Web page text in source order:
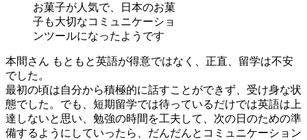
お菓子が人気で、日本のお菓
子も大切なコミュニケーショ
ンツールになったようです
本間さん もともと英語が得意ではなく、正直、留学は不安
でした。
最初の頃は自分から積極的に話すことができず、受け身な状
態でした。でも、短期留学では待っているだけでは英語は上
達しないと思い、勉強の時間を工夫して、次の日のための準
備するようにしていったら、だんだんとコミュニケーション